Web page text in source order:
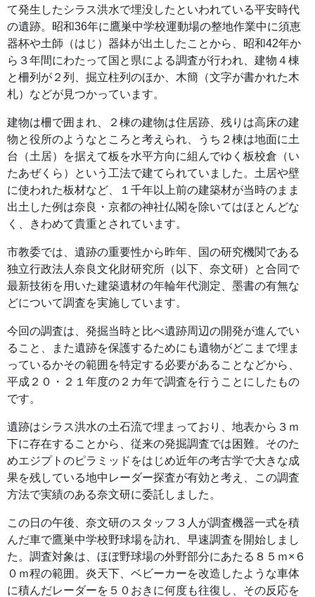
て発生したシラス洪水で埋没したといわれている平安時代
の遺跡。昭和36年に鷹巣中学校運動場の整地作業中に須恵
器杯や土師（はじ）器鉢が出土したことから、昭和42年か
ら３年間にわたって国と県による調査が行われ、建物４棟
と柵列が２列、掘立柱列のほか、木簡（文字が書かれた木
札）などが見つかっています。
建物は柵で囲まれ、２棟の建物は住居跡、残りは高床の建
物と役所のようなところと考えられ、うち２棟は地面に土
台（土居）を据えて板を水平方向に組んでゆく板校倉（い
たあぜくら）という工法で建てられていました。土居や壁
に使われた板材など、１千年以上前の建築材が当時のまま
出土した例は奈良・京都の神社仏閣を除いてはほとんどな
く、きわめて貴重とされています。
市教委では、遺跡の重要性から昨年、国の研究機関である
独立行政法人奈良文化財研究所（以下、奈文研）と合同で
最新技術を用いた建築遺材の年輪年代測定、墨書の有無な
どについて調査を実施しています。
今回の調査は、発掘当時と比べ遺跡周辺の開発が進んでい
ること、また遺跡を保護するためにも遺物がどこまで埋ま
っているかその範囲を特定する必要があることなどから、
平成２０・２１年度の２カ年で調査を行うことにしたもの
です。
遺跡はシラス洪水の土石流で埋まっており、地表から３ｍ
下に存在することから、従来の発掘調査では困難。そのた
めエジプトのピラミッドをはじめ近年の考古学で大きな成
果を残している地中レーダー探査が有効と考え、この調査
方法で実績のある奈文研に委託しました。
この日の午後、奈文研のスタッフ３人が調査機器一式を積
んだ車で鷹巣中学校野球場を訪れ、早速調査を開始しまし
た。調査対象は、ほぼ野球場の外野部分にあたる８５ｍ×６
０ｍ程の範囲。炎天下、ベビーカーを改造したような車体
に積んだレーダーを５０おきに何度も往復し、その反応を